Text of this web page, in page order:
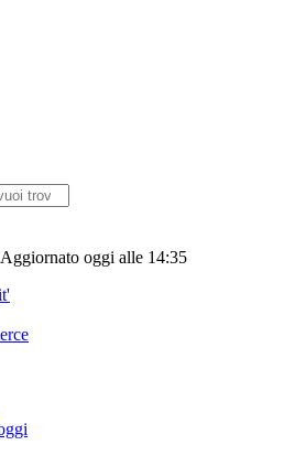
Aggiornato oggi alle 14:35